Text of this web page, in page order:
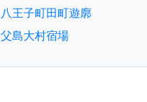
八王子町田町遊廓
父島大村宿場